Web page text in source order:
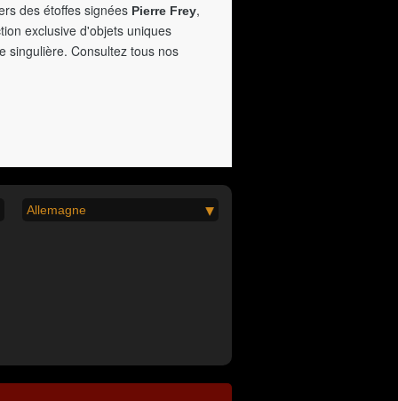
des étoffes signées Pierre Frey,
exclusive d'objets uniques
singulière. Consultez tous nos
Allemagne